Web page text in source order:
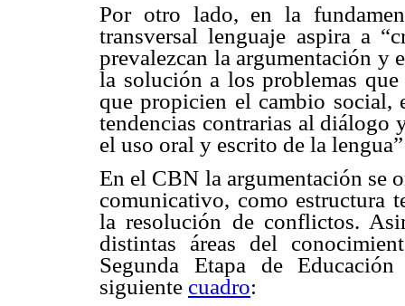
Por otro lado, en la
transversal lenguaje aspira a
prevalezcan la argumentación y
la solución a los problemas
que propicien el cambio social,
tendencias contrarias al diálogo
el uso oral y escrito de la
En el CBN la argumentación se
comunicativo, como estructura
la resolución de conflictos.
distintas áreas del
Segunda Etapa de
siguiente cuadro: